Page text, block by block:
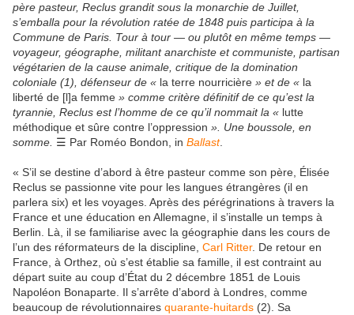
père pasteur, Reclus grandit sous la monarchie de Juillet,
s’emballa pour la révolution ratée de 1848 puis participa à la
Commune de Paris. Tour à tour — ou plutôt en même temps —
voyageur, géographe, militant anarchiste et communiste, partisan
végétarien de la cause animale, critique de la domination
coloniale (1), défenseur de « la terre nourricière » et de « la
liberté de [l]a femme » comme critère définitif de ce qu’est la
tyrannie, Reclus est l’homme de ce qu’il nommait la « lutte
méthodique et sûre contre l’oppression ». Une boussole, en
somme. ☰ Par Roméo Bondon, in Ballast.
« S’il se destine d’abord à être pasteur comme son père, Élisée
Reclus se passionne vite pour les langues étrangères (il en
parlera six) et les voyages. Après des pérégrinations à travers la
France et une éducation en Allemagne, il s’installe un temps à
Berlin. Là, il se familiarise avec la géographie dans les cours de
l’un des réformateurs de la discipline, Carl Ritter. De retour en
France, à Orthez, où s’est établie sa famille, il est contraint au
départ suite au coup d’État du 2 décembre 1851 de Louis
Napoléon Bonaparte. Il s’arrête d’abord à Londres, comme
beaucoup de révolutionnaires quarante-huitards (2). Sa